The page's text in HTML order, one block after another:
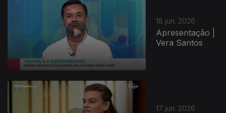
18 jun. 2026
Apresentação |
Vera Santos
17 jun. 2026